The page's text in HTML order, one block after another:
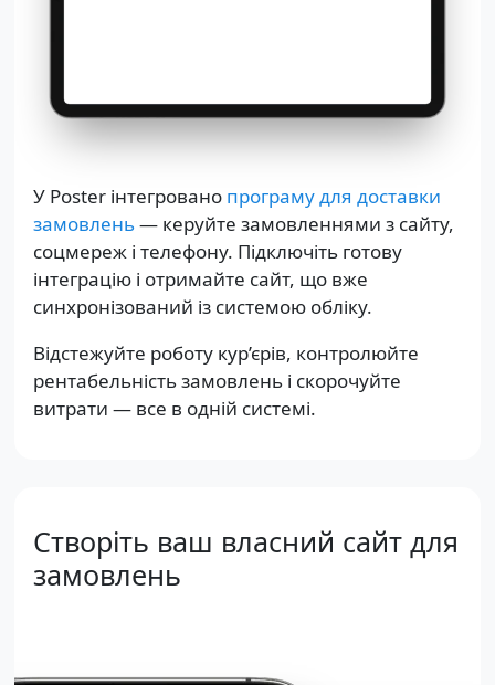
У Poster інтегровано програму для доставки
замовлень— керуйте замовленнями з сайту,
соцмереж і телефону. Підключіть готову
інтеграцію і отримайте сайт, що вже
синхронізований із системою обліку.
Відстежуйте роботу кур’єрів, контролюйте
рентабельність замовлень і скорочуйте
витрати — все в одній системі.
Створіть ваш власний сайт для
замовлень